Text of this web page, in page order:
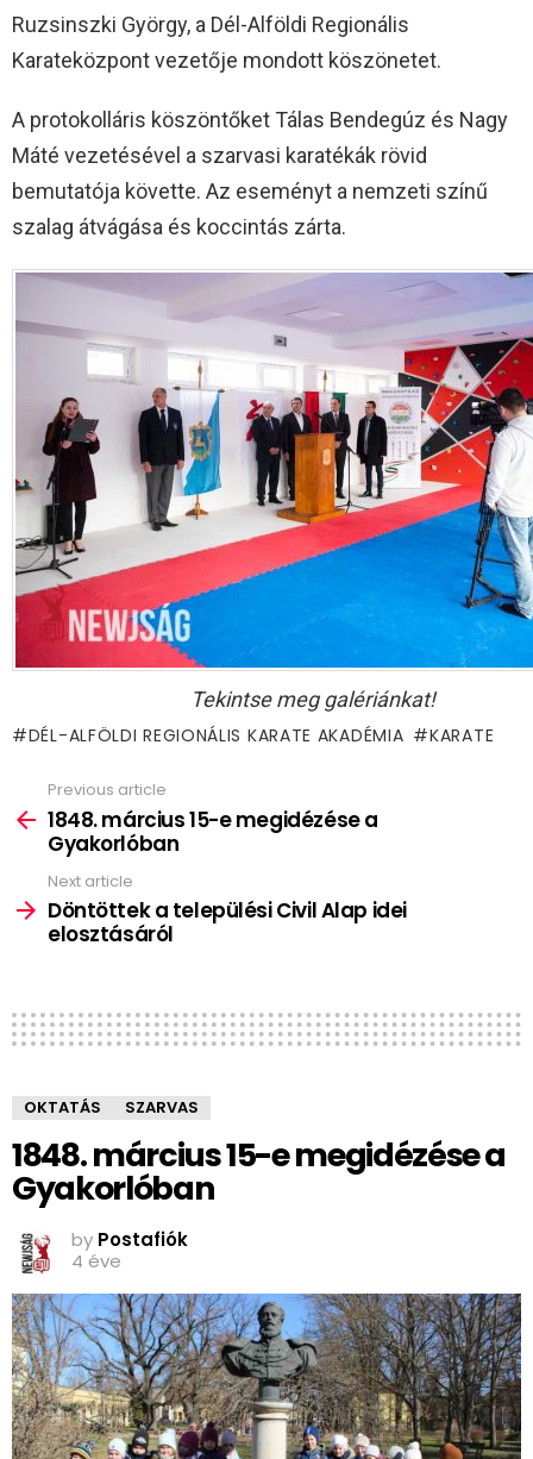
Ruzsinszki György, a Dél-Alföldi Regionális
Karateközpont vezetője mondott köszönetet.
A protokolláris köszöntőket Tálas Bendegúz és Nagy
Máté vezetésével a szarvasi karatékák rövid
bemutatója követte. Az eseményt a nemzeti színű
szalag átvágása és koccintás zárta.
Tekintse meg galériánkat!
DÉL-ALFÖLDI REGIONÁLIS KARATE AKADÉMIA KARATE
more
Previous article
1848. március 15-e megidézése a
Gyakorlóban
Next article
Döntöttek a települési Civil Alap idei
elosztásáról
OKTATÁS SZARVAS
1848. március 15-e megidézése a
Gyakorlóban
by Postafiók
4 éve